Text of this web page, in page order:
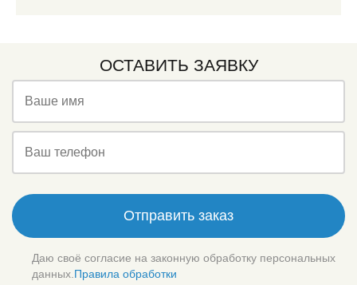
ОСТАВИТЬ ЗАЯВКУ
Ваше имя
Ваш телефон
Отправить заказ
Даю своё согласие на законную обработку персональных
данных. Правила обработки